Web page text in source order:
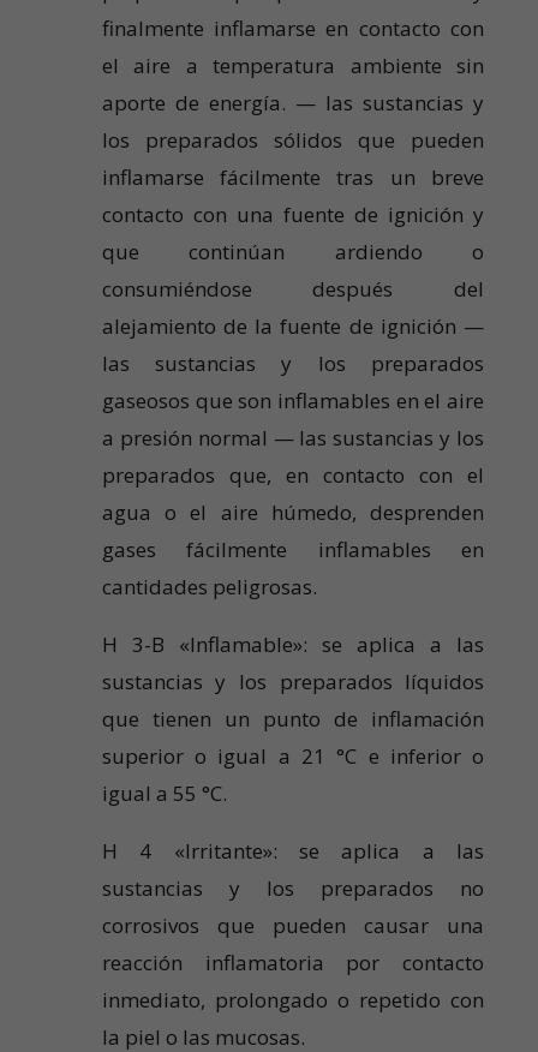
finalmente inflamarse en contacto con
el aire a temperatura ambiente sin
aporte de energía. — las sustancias y
los preparados sólidos que pueden
inflamarse fácilmente tras un breve
contacto con una fuente de ignición y
que continúan ardiendo o
consumiéndose después del
alejamiento de la fuente de ignición —
las sustancias y los preparados
gaseosos que son inflamables en el aire
a presión normal — las sustancias y los
preparados que, en contacto con el
agua o el aire húmedo, desprenden
gases fácilmente inflamables en
cantidades peligrosas.
H 3-B «Inflamable»: se aplica a las
sustancias y los preparados líquidos
que tienen un punto de inflamación
superior o igual a 21 °C e inferior o
igual a 55 °C.
H 4 «Irritante»: se aplica a las
sustancias y los preparados no
corrosivos que pueden causar una
reacción inflamatoria por contacto
inmediato, prolongado o repetido con
la piel o las mucosas.